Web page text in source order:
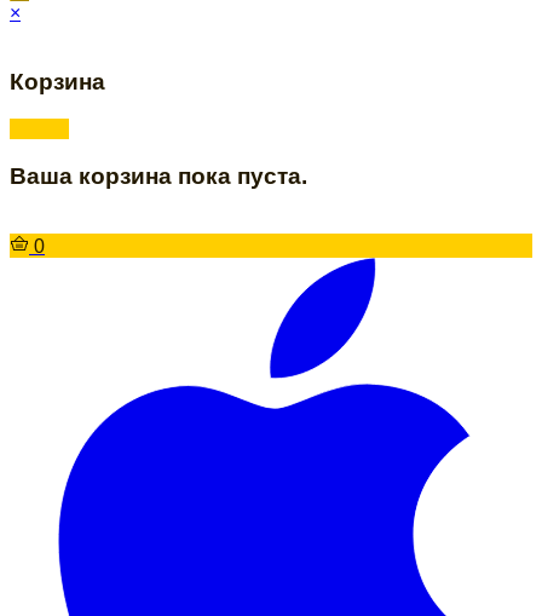
×
Корзина
Ваша корзина пока пуста.
0